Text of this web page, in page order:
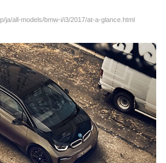
ja/all-models/bmw-i/i3/2017/at-a-glance.html